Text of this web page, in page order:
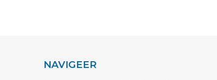
NAVIGEER